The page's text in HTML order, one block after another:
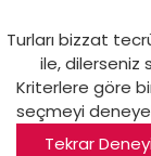
Turları bizzat
ile, dilerseniz
Kriterlere göre
seçmeyi
Tekrar